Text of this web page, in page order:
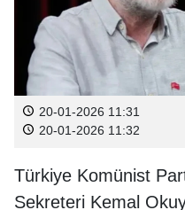
20-01-2026 11:31
20-01-2026 11:32
Türkiye Komünist
Sekreteri Kemal